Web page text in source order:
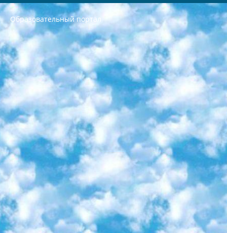
Образовательный портал
РЕСПУБЛИКА УЗБЕКИСТАН МИНИСТРЕРСТВО ДОШКОЛЬНОГО И ШКОЛЬНОГО ОБРАЗОВАНИЯ КОМАНДА в общеобразовательных учреждениях в 2023-2024 учебном году организация и проведение итоговой государственной аттестации обучающихся о Министра дошкольного и школьного образования Республики Узбекистан от 4 марта 2008 года (постановлением Минюста от 20 марта 2008 года № 1778 государственной регистрации) «Итоговое состояние учащихся общего среднего образования на основании положения об утверждении положения об аттестации общего среднего образования выпускной экзамен студентов в образовательных учреждениях в 2023-2024 учебном году В целях организации и прохождения аттестации приказываю: 1. Следующее: перечень предметов, по которым будет проводиться итоговая государственная аттестация и экзамен формы перевода согласно приложению 1; сертификаты международного образца, оценивающие уровень владения иностранными языками перечень согласно приложению 2; 2. Педагогический при специализированных образовательных учреждениях. научно-практический центр квалификации и международной оценки (Д.Давидова) 2024 г. До 25 марта: задания по предметам, по которым будет проводиться итоговая аттестация разработка и утверждение технических условий; итоговая аттестация на основании разработанного предметного задания разработка вопросов по предметам (устно и письменно), экзамен передача; общеобразовательные средние школы и специальные учебные заведения учащиеся выпускных классов школ и интернатов в агентской системе подготовка базы данных экзаменационных материалов и критериев оценки; перевод базы экзаменационных материалов на все языки обучения подать в Республиканский образовательный центр для изготовления; варианты экзаменов на основе разработанных контрольных материалов пусть будут поставлены задачи формирования. 3. Республиканский образовательный центр (Ш.Худайкулов) до 5 апреля 2024 года. до: база данных предоставленных экзаменационных материалов на все языки обучения перевод и экспертиза; для слепых, слабовидящих, глухих, слабослышащих и умственно отсталых детей учащиеся выпускных классов специализированных школ и школ-интернатов база данных экзаменационных материалов на всех преподаваемых языках подготовка критериев оценки; специализированные школы для умственно отсталых детей и технологии для учащихся выпускных классов школ-интернатов разработка соответствующих рекомендаций и критериев проведения ЕГЭ по естествознанию давать задания. 4. Педагогический при специализированных образовательных учреждениях. Научно-практический центр навыков и международной оценки (Д.Давидова), Республика образовательный центр (Худайкулов Ш.) итоговый государственный аттестационный экзамен ориентирован на творческое и логическое мышление при подготовке базы материалов учитывать введение заданий. 5. Следует отметить, что: сертификат государственного образца о знании общеобразовательного предмета и как минимум национальный уровень B1 по предметам на иностранных языках, указанным в Приложении 2. или международно признанный сертификат эквивалентного уровня студенты, изучающие определенный предмет, освобождаются от экзамена; по соответствующим предметам запланирована итоговая государственная аттестация за день до дня, путем жеребьевки Рабочей группой (в письменной форме по предметам, проводимым в форме) из числа сформированных вариантов выбрано 2 варианта; 2 выбранных варианта экзамена анонсированы на официальном сайте министерства и все выпускники по всей стране на основе этих вариантов проводит итоговую государственную аттестацию. 6. Государственное образование учащихся средних общеобразовательных учреждений. знания в соответствии с квалификационными требованиями, которые необходимо приобрести на основании стандартов итоговый (выпускной) контроль для 9 и 11 классов в целях тестирования Экзамены (далее – экзамены) состоят из предметов, перечисленных в приложении 1. будет сделано. 7. Экзамены пройдут с 26 мая по 15 июня 2024 г. (кроме науки физического воспитания). 8. Физическая для учащихся 9 классов общесредних образовательных учреждений. Экзамены по предмету «Образование, квалификация медицина» 1-6 мая 2024 года. сотрудники перевести под присмотр (с отклонениями в физическом или умственном развитии) специализированная школа для детей, школы-интернаты и со сколиозом школы-интернаты санаторного типа для больных детей исключены). 9. Он был слепым, слабовидящим и имел нарушения опорно-двигательного аппарата. экзамены в специализированных школах и интернатах для детей должны проводиться исходя из требований, предъявляемых к общеобразовательным учреждениям (физкультура кроме науки). 10. Специализированная школа для глухих и слабослышащих детей. и экзамены в интернатах и быть реализован в виде письменного теста по математике. 11. Специальность для умственно отсталых детей. Для 9 класса Родной язык и литературное письмо Государственный язык (язык обучения – узбекский). для неклассов) написано Математическое письмо Письменная/устная история Узбекистана Физическое воспитание практично Итоговый контроль Для 11 класса Написание родного языка и литературы (эссе) Математическое письмо Узбекский язык (обучение на узбекском языке) не посещающее общее среднее образование для учреждений)/Образовательное учреждение выбор письменный и устный Иностранный язык письменный/устный Письменная/устная история Узбекистана *По выбору студента:  Химия  Физика  Основы государственного права  География 10 бесплатных образовательных ресурсов - Мы составили подборку онлайн-проектов с интерактивными упражнениями, видеолекциями и статьями. Они помогут вам обрести новые и освежить старые знания бесплатно. 1. «ИНТУИТ» Старейшая образовательная площадка Рунета. Здесь вы найдёте сотни текстовых и видеокурсов на десятки различных тем — от программирования до психологии. Многие курсы подготовлены российскими университетами и крупными международными компаниями вроде Intel и Microsoft. Самостоятельное обучение бесплатное, но желающие могут оплатить услуги персональных наставников. 2. «Смартия» знакомит с актуальными профессиями и подсказывает, как им обучаться. Выбрав заинтересовавшую вас специальность — SMM-специалист, фотограф, веб-дизайнер или другую, — увидите список необходимых для неё умений. Чтобы вы могли освоить их самостоятельно, для каждого умения площадка отображает подборку ссылок на учебные материалы. Хотя «Смартия» ориентируется на русскоязычную аудиторию, часть контента всё же доступна только на английском. 3. «Лекторий Физтеха» Проект Московского физико-технического института (Физтеха). С его помощью вы можете смотреть онлайн серии лекций, записанные на видео в этом вузе. В числе доступных предметов — физика, биология, химия, информационные технологии и другие. К некоторым лекциям администрация ресурса прилагает готовые конспекты, которые можно скачивать в PDF-формате. 4. ITMOcourses Онлайн-площадка Санкт-Петербургского национального исследовательского университета информационных технологий, механики и оптики (ИТМО). Ресурс предоставляет свободный доступ к курсам, разработанным в этом вузе. Каталог материалов разбит на четыре категории: «Оптические системы и технологии», «Приборостроение и робототехника», «Информационные технологии» и «Биотехнологии». Курсы состоят из видеолекций, интерактивных демонстраций и заданий. 5. «КиберЛенинка» Электронная научная библиотека открытого доступа. Каталог площадки регулярно обрастает текстами статей из различных научных изданий. Сгруппированные по журналам и рубрикам публикации можно читать онлайн или скачивать целиком в PDF-формате. Проект нацелен на популяризацию науки за счёт открытого доступа к качественной информации. 6. «ПостНаука» На этом ресурсе публикуют подборки видеолекций, составленные экспертами из разных отраслей и объединённые общими темами. Среди них, к примеру, есть серии «Биоинформатика и геномика», «Культура средневековой Скандинавии» и Cinema Studies о теории кино. Каждая подборка лекций — логически связанная история, рассказанная экспертом от первого лица. Кроме того, на сайте появляются научно-образовательные статьи и тесты на разные темы. 7. «Newочём» Команда проекта «Newочём» отбирает самые интересные тексты из англоязычных СМИ и переводит те из них, за которые голосуют участники сообщества «ВКонтакте». По большей части это научно-популярные статьи. Редакторы придумывают лишь заголовки, в остальном содержание переводов соответствует оригиналам. Полные тексты можно читать прямо в социальной сети. 8. InternetUrok Онлайн-база материалов по основным дисциплинам школьной программы. Информация на сайте структурирована по классам, предметам и темам (урокам). Каждый урок состоит из видеолекций и конспектов. Есть также интерактивные тренажёры и тесты для закрепления пройденного материала. Даже если вы давно окончили школу, возможность повторить программу старших классов всегда может пригодиться. 9. Edutainme Ещё один ресурс об образовании. В отличие от Newtonew, как мне кажется, Edutainme больше ориентируется на представителей индустрии: педагогов, предпринимателей, разработчиков образовательных проектов. Но и любой, кто просто стремится к саморазвитию, найдёт на сайте много полезного и интересного для себя. Например, информацию о новых курсах и образовательных сервисах. 10. Newtonew Онлайн-медиа об образовании и обучении в широком смысле. Авторы Newtonew пишут об инструментах, заведениях, тактиках и стратегиях, которые помогают учить других и получать новые знания самостоятельно. На этой площадке вы найдёте новости, обзоры, аналитические мат